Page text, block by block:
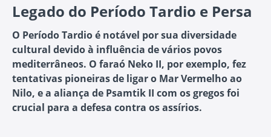
Legado do Período Tardio e Persa
O Período Tardio é notável por sua diversidade
cultural devido à influência de vários povos
mediterrâneos. O faraó Neko II, por exemplo, fez
tentativas pioneiras de ligar o Mar Vermelho ao
Nilo, e a aliança de Psamtik II com os gregos foi
crucial para a defesa contra os assírios.